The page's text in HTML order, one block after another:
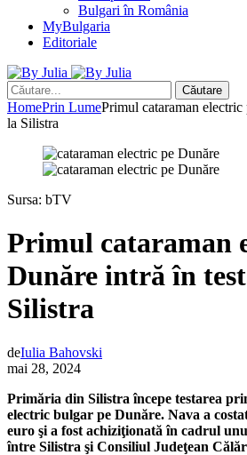
Bulgari în România
MyBulgaria
Editoriale
Căutare
HomePrin LumePrimul cataraman
la Silistra
Sursa: bTV
Primul cataraman
Dunăre intră în
Silistra
deIulia Bahovski
mai 28, 2024
Primăria din Silistra începe testarea
electric bulgar pe Dunăre. Nava a
euro şi a fost achiziţionată în cadrul
între Silistra şi Consiliul Judeţean